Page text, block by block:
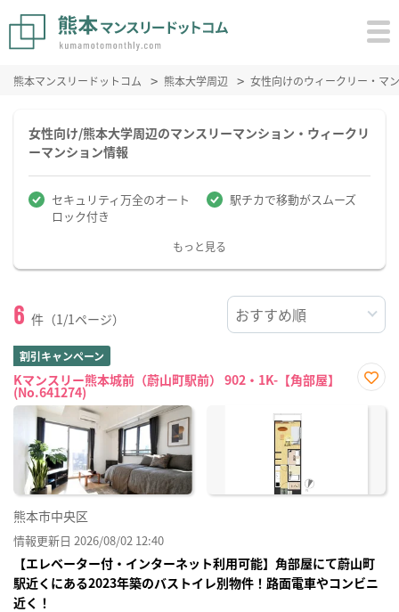
熊本マンスリードットコム 熊本大学周辺 女性向けのウィークリー・マ
女性向け/熊本大学周辺のマンスリーマンション・ウィークリ
ーマンション情報
セキュリティ万全のオート
ロック付き
駅チカで移動がスムーズ
もっと見る
6 件（1/1ページ）
割引キャンペーン
Kマンスリー熊本城前（蔚山町駅前） 902・1K-【角部屋】
(No.641274)
に入
熊本市中央区
情報更新日 2026/08/02 12:40
【エレベーター付・インターネット利用可能】角部屋にて蔚山町
駅近くにある2023年築のバストイレ別物件！路面電車やコンビニ
近く！